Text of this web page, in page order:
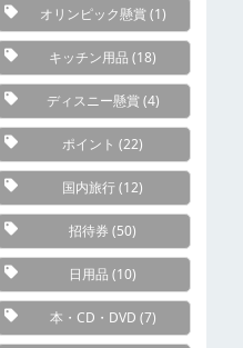
オリンピック懸賞(1)
キッチン用品 (18)
ディスニー懸賞(4)
ポイント (22)
国内旅行(12)
招待券 (50)
日用品 (10)
本・CD・DVD (7)